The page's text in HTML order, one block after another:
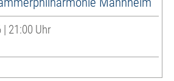
21:00 Uhr